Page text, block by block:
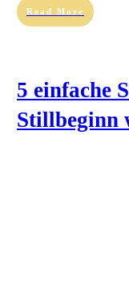
Read More
5 einfache
Stillbeginn